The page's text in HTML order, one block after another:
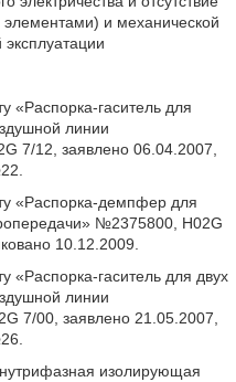
элементами) и механической
«Распорка-гаситель для
линии
7/12, заявлено 06.04.2007,
«Распорка-демпфер для
№2375800, H02G
10.12.2009.
«Распорка-гаситель для двух
линии
7/00, заявлено 21.05.2007,
изолирующая